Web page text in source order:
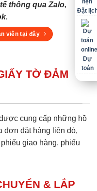
thông qua Zalo,
viên tại đây
TỜ ĐẢM
cung cấp những hồ
đơn đặt hàng liên đỏ,
giao hàng, phiếu
& LẮP
Đặt
Dự
toán